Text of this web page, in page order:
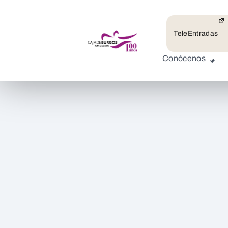
TeleEntradas
Conócenos